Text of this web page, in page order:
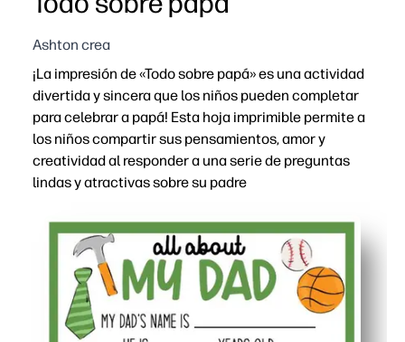
Ashton crea
¡La impresión de «Todo sobre papá» es una actividad
divertida y sincera que los niños pueden completar
para celebrar a papá! Esta hoja imprimible permite a
los niños compartir sus pensamientos, amor y
creatividad al responder a una serie de preguntas
lindas y atractivas sobre su padre